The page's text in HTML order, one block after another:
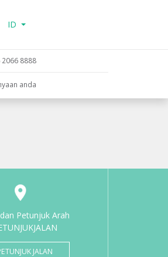
ID
2066 8888
anda
Petunjuk Arah
JALAN